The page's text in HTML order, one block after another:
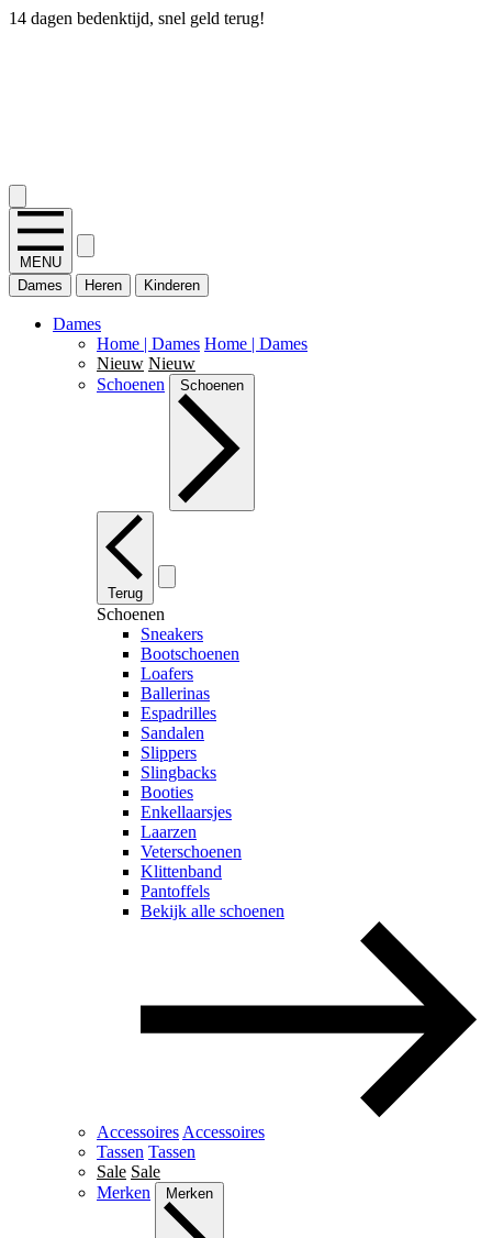
14 dagen bedenktijd, snel geld terug!
MENU
Dames
Heren Kinderen
Dames
Home | Dames Home | Dames
Nieuw Nieuw
Schoenen
Schoenen
Terug
Schoenen
Sneakers
Bootschoenen
Loafers
Ballerinas
Espadrilles
Sandalen
Slippers
Slingbacks
Booties
Enkellaarsjes
Laarzen
Veterschoenen
Klittenband
Pantoffels
Bekijk alle schoenen
Accessoires Accessoires
Tassen Tassen
Sale Sale
Merken
Merken